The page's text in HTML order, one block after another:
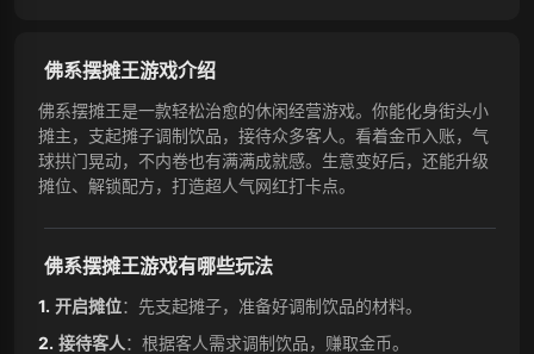
佛系摆摊王游戏介绍
佛系摆摊王是一款轻松治愈的休闲经营游戏。你能化身街头小
摊主，支起摊子调制饮品，接待众多客人。看着金币入账，气
球拱门晃动，不内卷也有满满成就感。生意变好后，还能升级
摊位、解锁配方，打造超人气网红打卡点。
佛系摆摊王游戏有哪些玩法
开启摊位：先支起摊子，准备好调制饮品的材料。
接待客人：根据客人需求调制饮品，赚取金币。